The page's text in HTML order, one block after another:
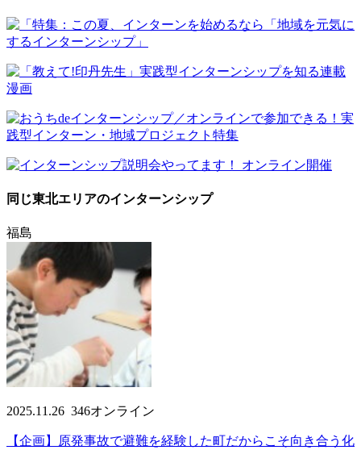
同じ東北エリアのインターンシップ
福島
2025.11.26 346オンライン
【企画】原発事故で避難を経験した町だからこそ向き合う化